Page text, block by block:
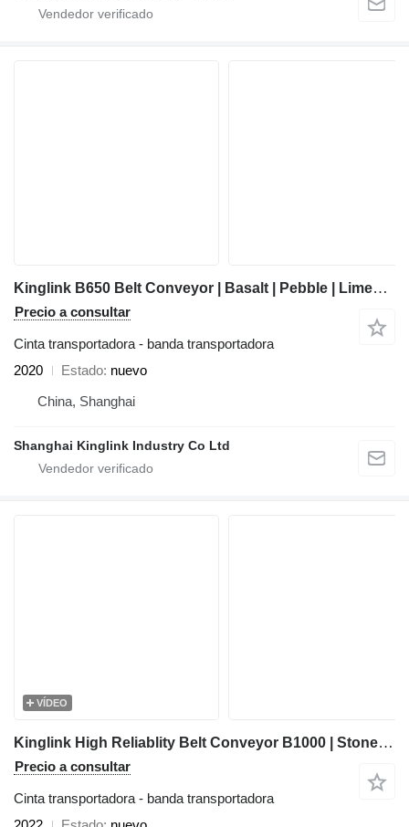
Kinglink B650 Belt Conveyor | Basalt | Pebble | Limestone
Precio a consultar
Cinta transportadora - banda transportadora
2020
Estado nuevo
China, Shanghai
Shanghai Kinglink Industry Co Ltd
VÍDEO
Kinglink High Reliablity Belt Conveyor B1000 | Stone Crushing Plant
Precio a consultar
Cinta transportadora - banda transportadora